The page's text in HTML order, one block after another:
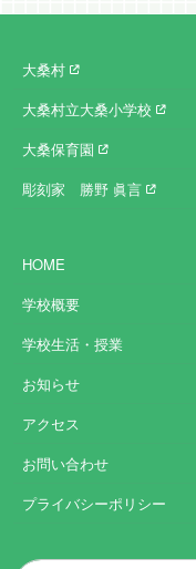
大桑村
大桑村立大桑小学校
大桑保育園
彫刻家 勝野 眞言
HOME
学校概要
学校生活・授業
お知らせ
アクセス
お問い合わせ
プライバシーポリシー